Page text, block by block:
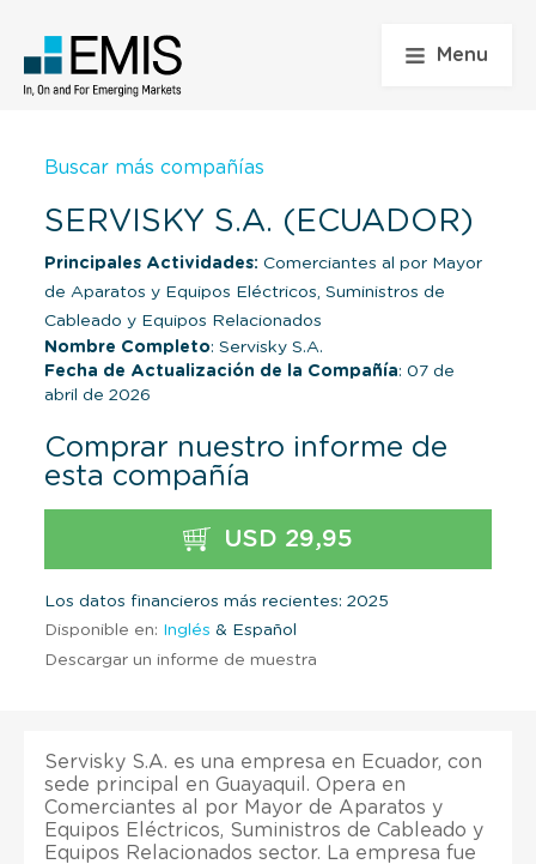
Menu
Buscar más compañías
SERVISKY S.A. (ECUADOR)
Principales Actividades: Comerciantes al por Mayor
de Aparatos y Equipos Eléctricos, Suministros de
Cableado y Equipos Relacionados
Nombre Completo: Servisky S.A.
Fecha de Actualización de la Compañía: 07 de
abril de 2026
Comprar nuestro informe de
esta compañía
USD 29,95
Los datos financieros más recientes: 2025
Disponible en: Inglés & Español
Descargar un informe de muestra
Servisky S.A. es una empresa en Ecuador, con
sede principal en Guayaquil. Opera en
Comerciantes al por Mayor de Aparatos y
Equipos Eléctricos, Suministros de Cableado y
Equipos Relacionados sector. La empresa fue